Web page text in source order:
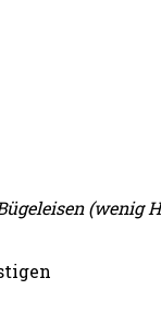
(wenig